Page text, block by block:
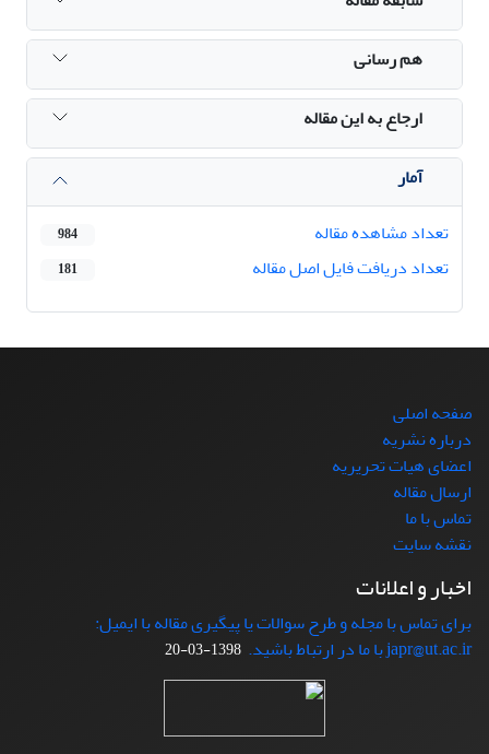
هم رسانی
ارجاع به این مقاله
آمار
تعداد مشاهده مقاله
984
تعداد دریافت فایل اصل مقاله 181
صفحه اصلی
درباره نشریه
اعضای هیات تحریریه
ارسال مقاله
تماس با ما
نقشه سایت
اخبار و اعلانات
برای تماس با مجله و طرح سوالات یا پیگیری مقاله با ایمیل:
japr@ut.ac.ir با ما در ارتباط باشید.
1398-03-20